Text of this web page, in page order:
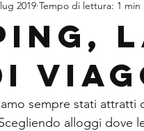
2019 Tempo di lettura: 1 min
sempre stati attratti
alloggi dove